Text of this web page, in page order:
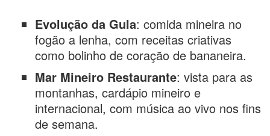
Evolução da Gula: comida mineira no
fogão a lenha, com receitas criativas
como bolinho de coração de bananeira.
Mar Mineiro Restaurante: vista para as
montanhas, cardápio mineiro e
internacional, com música ao vivo nos fins
de semana.